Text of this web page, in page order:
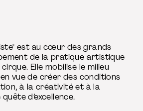
est au cœur des grands
de la pratique artistique
Elle mobilise le milieu
vue de créer des conditions
à la créativité et à la
d’excellence.